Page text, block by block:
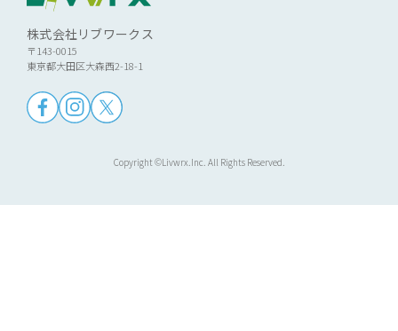
株式会社リブワークス
〒143-0015
東京都大田区大森西2-18-1
Copyright ©Livwrx.Inc. All Rights Reserved.